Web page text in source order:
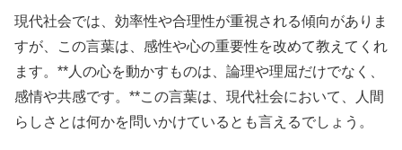
現代社会では、効率性や合理性が重視される傾向がありま
すが、この言葉は、感性や心の重要性を改めて教えてくれ
ます。**人の心を動かすものは、論理や理屈だけでなく、
感情や共感です。**この言葉は、現代社会において、人間
らしさとは何かを問いかけているとも言えるでしょう。